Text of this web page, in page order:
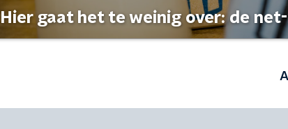
Hier gaat het te weinig over: de